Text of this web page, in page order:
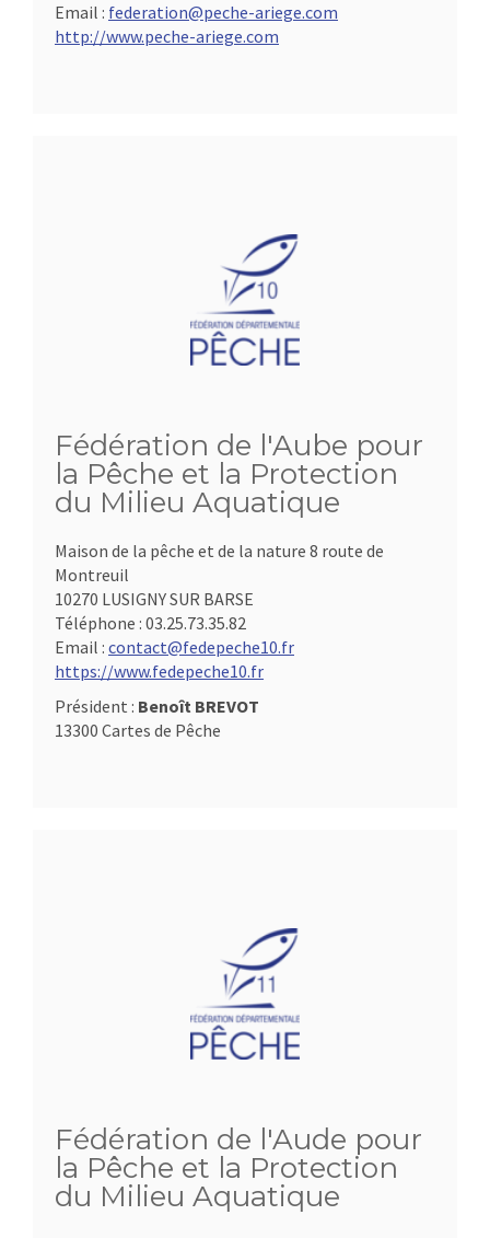
Email : federation@peche-ariege.com
http://www.peche-ariege.com
Fédération de l'Aube pour
la Pêche et la Protection
du Milieu Aquatique
Maison de la pêche et de la nature 8 route de
Montreuil
10270 LUSIGNY SUR BARSE
Téléphone : 03.25.73.35.82
Email : contact@fedepeche10.fr
https://www.fedepeche10.fr
Président : Benoît BREVOT
13300 Cartes de Pêche
Fédération de l'Aude pour
la Pêche et la Protection
du Milieu Aquatique